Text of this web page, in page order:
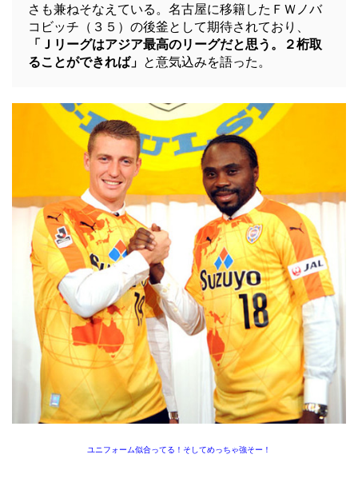
さも兼ねそなえている。名古屋に移籍したＦＷノバ
コビッチ（３５）の後釜として期待されており、
「Ｊリーグはアジア最高のリーグだと思う。２桁取
ることができれば」 と意気込みを語った。
ユニフォーム似合ってる！そしてめっちゃ強そー！